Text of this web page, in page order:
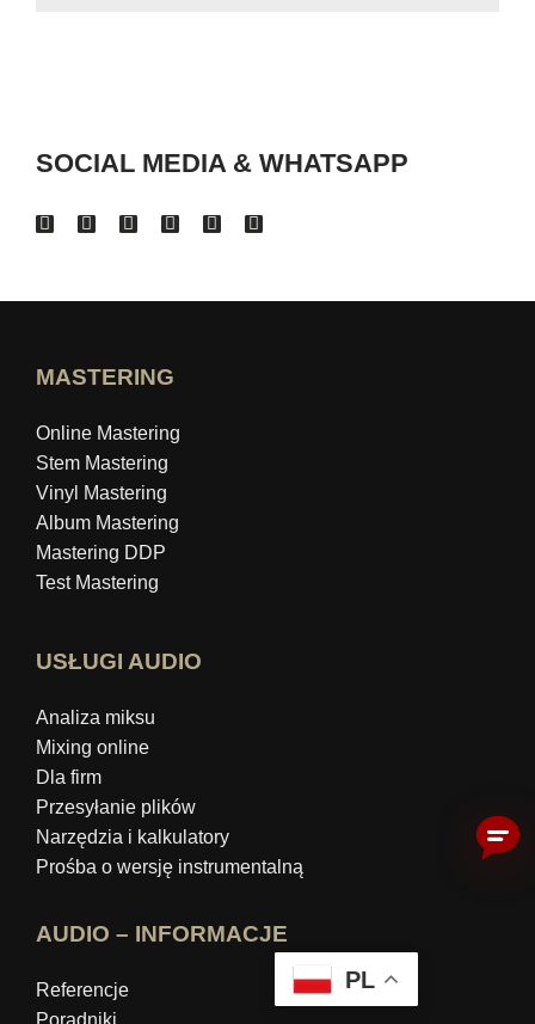
SOCIAL MEDIA & WHATSAPP
MASTERING
Online Mastering
Stem Mastering
Vinyl Mastering
Album Mastering
Mastering DDP
Test Mastering
USŁUGI AUDIO
Analiza miksu
Mixing online
Dla firm
Przesyłanie plików
Narzędzia i kalkulatory
Prośba o wersję instrumentalną
AUDIO – INFORMACJE
Referencje
Poradniki
PL